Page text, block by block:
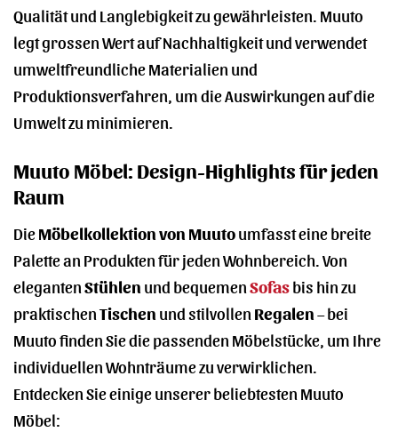
Qualität und Langlebigkeit zu gewährleisten. Muuto
legt grossen Wert auf Nachhaltigkeit und verwendet
umweltfreundliche Materialien und
Produktionsverfahren, um die Auswirkungen auf die
Umwelt zu minimieren.
Muuto Möbel: Design-Highlights für jeden
Raum
DieMöbelkollektion von Muutoumfasst eine breite
Palette an Produkten für jeden Wohnbereich. Von
elegantenStühlen und bequemenSofasbis hin zu
praktischenTischen und stilvollen Regalen– bei
Muuto finden Sie die passenden Möbelstücke, um Ihre
individuellen Wohnträume zu verwirklichen.
Entdecken Sie einige unserer beliebtesten Muuto
Möbel: